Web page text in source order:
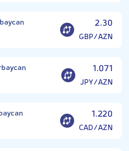
2.30
GBP/AZN
1.071
JPY/AZN
1.220
CAD/AZN